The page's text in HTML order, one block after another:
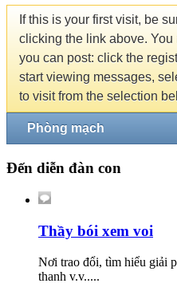
If this is your first visit, be
clicking the link above. You
you can post: click the
start viewing messages,
to visit from the selection
Phòng mạch
Đến diễn đàn con
Thầy bói xem voi
Nơi trao đổi, tìm hiểu giải
thanh v.v.....